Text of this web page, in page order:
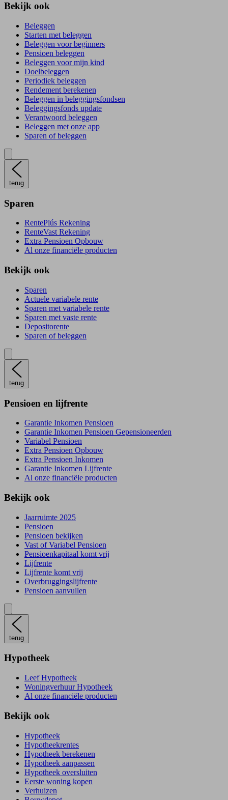
Bekijk ook
Beleggen
Starten met beleggen
Beleggen voor beginners
Pensioen beleggen
Beleggen voor mijn kind
Doelbeleggen
Periodiek beleggen
Rendement berekenen
Beleggen in beleggingsfondsen
Beleggingsfonds update
Verantwoord beleggen
Beleggen met onze app
Sparen of beleggen
terug
Sparen
RentePlús Rekening
RenteVast Rekening
Extra Pensioen Opbouw
Al onze financiële producten
Bekijk ook
Sparen
Actuele variabele rente
Sparen met variabele rente
Sparen met vaste rente
Depositorente
Sparen of beleggen
terug
Pensioen en lijfrente
Garantie Inkomen Pensioen
Garantie Inkomen Pensioen Gepensioneerden
Variabel Pensioen
Extra Pensioen Opbouw
Extra Pensioen Inkomen
Garantie Inkomen Lijfrente
Al onze financiële producten
Bekijk ook
Jaarruimte 2025
Pensioen
Pensioen bekijken
Vast of Variabel Pensioen
Pensioenkapitaal komt vrij
Lijfrente
Lijfrente komt vrij
Overbruggingslijfrente
Pensioen aanvullen
terug
Hypotheek
Leef Hypotheek
Woningverhuur Hypotheek
Al onze financiële producten
Bekijk ook
Hypotheek
Hypotheekrentes
Hypotheek berekenen
Hypotheek aanpassen
Hypotheek oversluiten
Eerste woning kopen
Verhuizen